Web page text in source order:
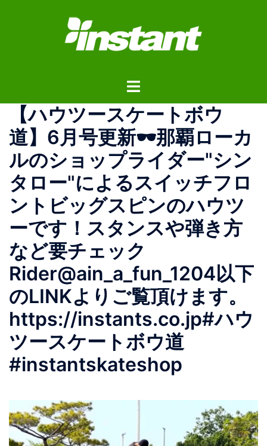
ス
ト
ル
メ
ニ
ュ
ー
【ハウツースケートボウ
道】6月号更新🕶那覇ローカ
ルのショップライダー"シン
タロー"によるスイッチフロ
ントビッグスピンのハウツ
ーです！スタンスや弾き方
など要チェック
Rider@ain_a_fun_1204以下
のLINKよりご覧頂けます。
https://instants.co.jp#ハウ
ツースケートボウ道
#instantskateshop